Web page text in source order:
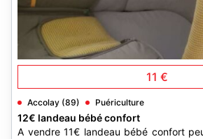
11 €
Accolay (89) Puériculture
12€ landeau bébé confort
A vendre 11€ landeau bébé confort